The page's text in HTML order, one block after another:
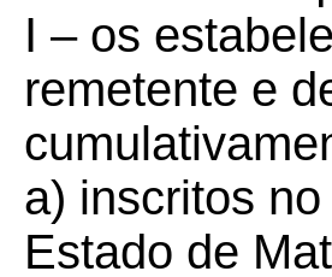
I – os
remetente e
a) inscritos
Estado de